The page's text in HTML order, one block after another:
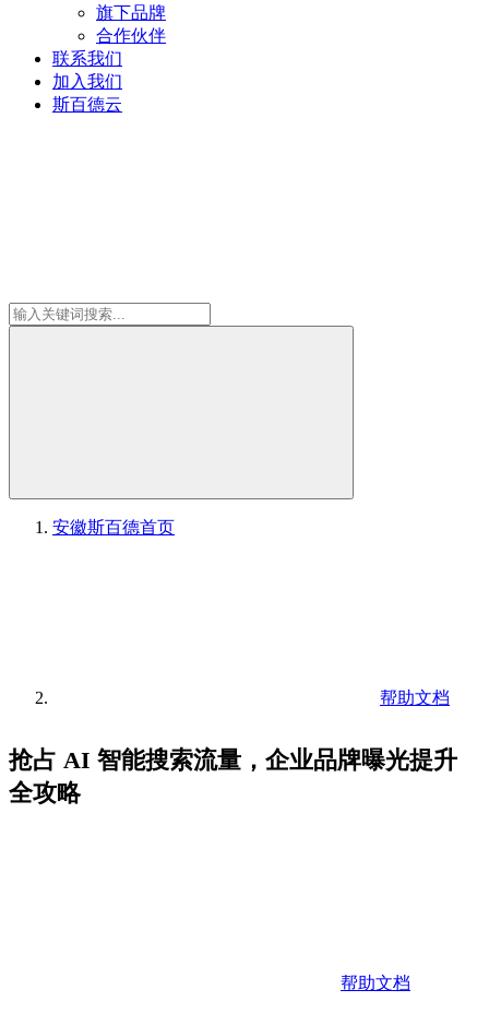
旗下品牌
合作伙伴
联系我们
加入我们
斯百德云
安徽斯百德首页
帮助文档
抢占 AI 智能搜索流量，企业品牌曝光提升
全攻略
帮助文档